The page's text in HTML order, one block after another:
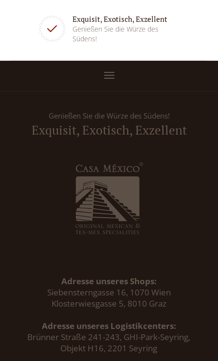
Exquisit, Exotisch, Exzellent
Genießen Sie die Würze des
Südens!
Genießen Sie die Würze des Südens!
Exquisit, Exotisch, Exzellent
Adresse unseres Shops:
Siebensterngasse 16, 1070 Wien
Klosterwiesgasse 5, 8010 Graz
Adresse unseres Logistikcenters:
Brünner Straße 241-243, GHI-Park-Seyring,
Objekt H16, 2201 Seyring